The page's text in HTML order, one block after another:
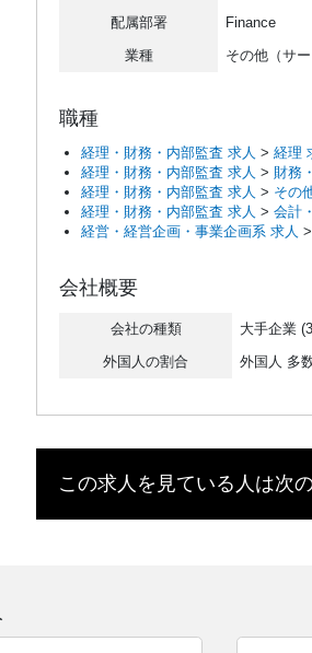
配属部署
Finance
業種
その他（サー
職種
経理・財務・内部監査 求人 > 経理
経理・財務・内部監査 求人 > 財務
経理・財務・内部監査 求人 > その
経理・財務・内部監査 求人 > 会計
経営・経営企画・事業企画系 求人 >
会社概要
会社の種類
大手企業
外国人の割合
外国人 多
この求人を見ている人は次